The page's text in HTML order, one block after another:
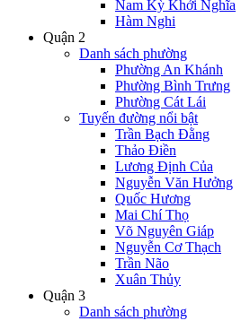
Nam Kỳ Khởi Nghĩa
Hàm Nghi
Quận 2
Danh sách phường
Phường An Khánh
Phường Bình Trưng
Phường Cát Lái
Tuyến đường nổi bật
Trần Bạch Đằng
Thảo Điền
Lương Định Của
Nguyễn Văn Hưởng
Quốc Hương
Mai Chí Thọ
Võ Nguyên Giáp
Nguyễn Cơ Thạch
Trần Não
Xuân Thủy
Quận 3
Danh sách phường